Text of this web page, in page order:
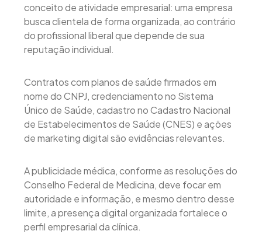
conceito de atividade empresarial: uma empresa
busca clientela de forma organizada, ao contrário
do profissional liberal que depende de sua
reputação individual.
Contratos com planos de saúde firmados em
nome do CNPJ, credenciamento no Sistema
Único de Saúde, cadastro no Cadastro Nacional
de Estabelecimentos de Saúde (CNES) e ações
de marketing digital são evidências relevantes.
A publicidade médica, conforme as resoluções do
Conselho Federal de Medicina, deve focar em
autoridade e informação, e mesmo dentro desse
limite, a presença digital organizada fortalece o
perfil empresarial da clínica.